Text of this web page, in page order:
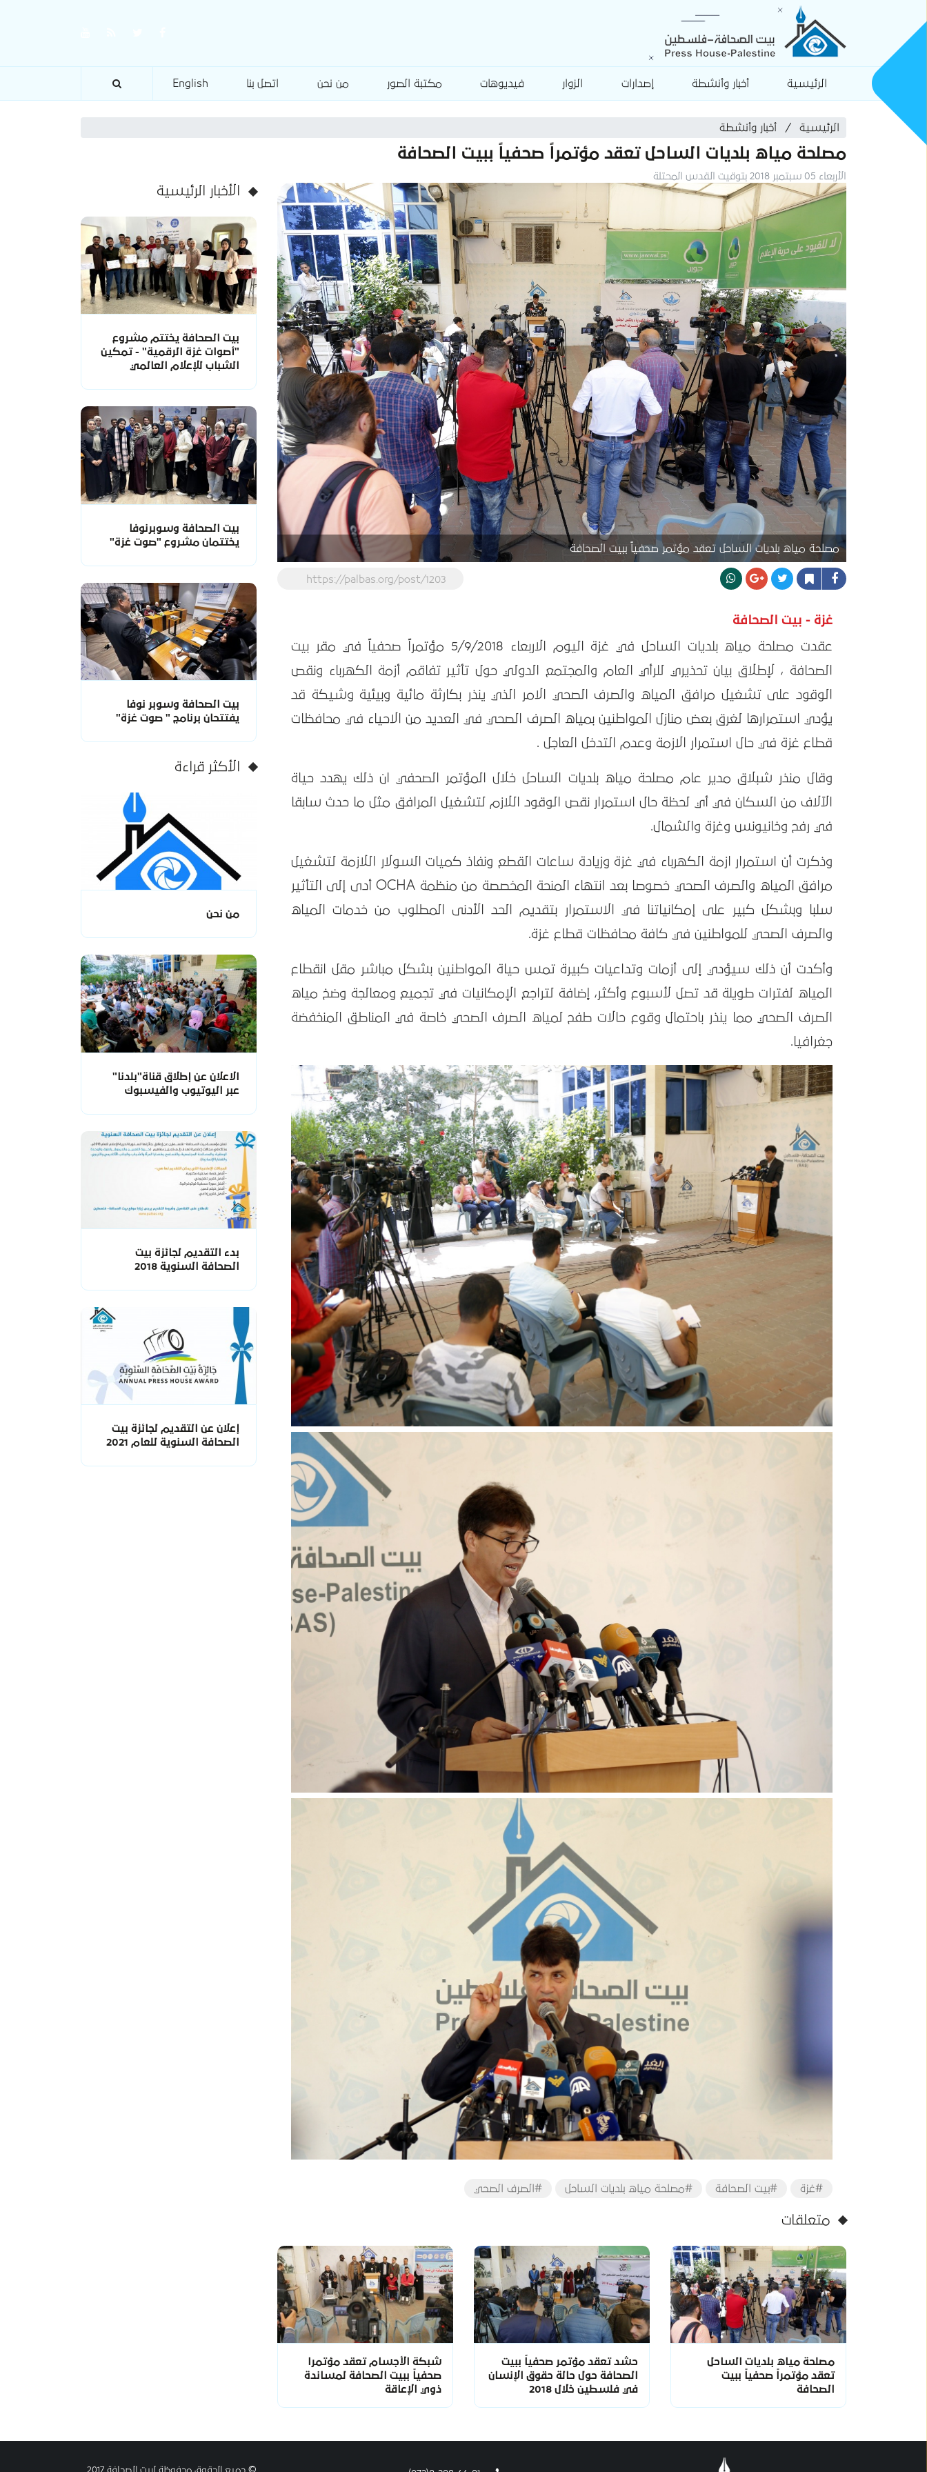
الرئيسية أخبار وأنشطة إصدارات الزوار فيديوهات مكتبة الصور من نحن اتصل بنا English
الرئيسية أخبار وأنشطة
مصلحة مياه بلديات الساحل تعقد مؤتمراً صحفياً ببيت الصحافة
الأربعاء 05 سبتمبر 2018 بتوقيت القدس المحتلة
مصلحة مياه بلديات الساحل تعقد مؤتمر صحفياً ببيت الصحافة
https://palbas.org/post/1203
غزة - بيت الصحافة
عقدت مصلحة مياه بلديات الساحل في غزة اليوم الاربعاء 5/9/2018 مؤتمراً صحفياً في مقر بيت
الصحافة ، لإطلاق بيان تحذيري للرأي العام والمجتمع الدولي حول تأثير تفاقم أزمة الكهرباء ونقص
الوقود على تشغيل مرافق المياه والصرف الصحي الامر الذي ينذر بكارثة مائية وبيئية وشيكة قد
يؤدي استمرارها لغرق بعض منازل المواطنين بمياه الصرف الصحي في العديد من الاحياء في محافظات
قطاع غزة في حال استمرار الازمة وعدم التدخل العاجل .
وقال منذر شبلاق مدير عام مصلحة مياه بلديات الساحل خلال المؤتمر الصحفي ان ذلك يهدد حياة
الآلاف من السكان في أي لحظة حال استمرار نقص الوقود اللازم لتشغيل المرافق مثل ما حدث سابقا
في رفح وخانيونس وغزة والشمال.
وذكرت أن استمرار ازمة الكهرباء في غزة وزيادة ساعات القطع ونفاذ كميات السولار اللازمة لتشغيل
مرافق المياه والصرف الصحي خصوصا بعد انتهاء المنحة المخصصة من منظمة OCHA أدى إلى التأثير
سلبا وبشكل كبير على إمكانياتنا في الاستمرار بتقديم الحد الأدنى المطلوب من خدمات المياه
والصرف الصحي للمواطنين في كافة محافظات قطاع غزة.
وأكدت أن ذلك سيؤدي إلى أزمات وتداعيات كبيرة تمس حياة المواطنين بشكل مباشر مقل انقطاع
المياه لفترات طويلة قد تصل لأسبوع وأكثر، إضافة لتراجع الإمكانيات في تجميع ومعالجة وضخ مياه
الصرف الصحي مما ينذر باحتمال وقوع حالات طفح لمياه الصرف الصحي خاصة في المناطق المنخفضة
جغرافيا.
#غزة #بيت الصحافة #مصلحة مياه بلديات الساحل #الصرف الصحي
متعلقات
مصلحة مياه بلديات الساحل
تعقد مؤتمراً صحفياً ببيت
الصحافة
حشد تعقد مؤتمر صحفياً ببيت
الصحافة حول حالة حقوق الإنسان
في فلسطين خلال 2018
شبكة الأجسام تعقد مؤتمرا
صحفياً ببيت الصحافة لمساندة
ذوي الإعاقة
الأخبار الرئيسية
بيت الصحافة يختتم مشروع
"أصوات غزة الرقمية" - تمكين
الشباب للإعلام العالمي
بيت الصحافة وسوبرنوفا
يختتمان مشروع "صوت غزة"
بيت الصحافة وسوبر نوفا
يفتتحان برنامج " صوت غزة"
الأكثر قراءة
من نحن
الاعلان عن إطلاق قناة"بلدنا"
عبر اليوتيوب والفيسبوك
بدء التقديم لجائزة بيت
الصحافة السنوية 2018
إعلان عن التقديم لجائزة بيت
الصحافة السنوية للعام 2021
© جميع الحقوق محفوظة لبيت الصحافة 2017